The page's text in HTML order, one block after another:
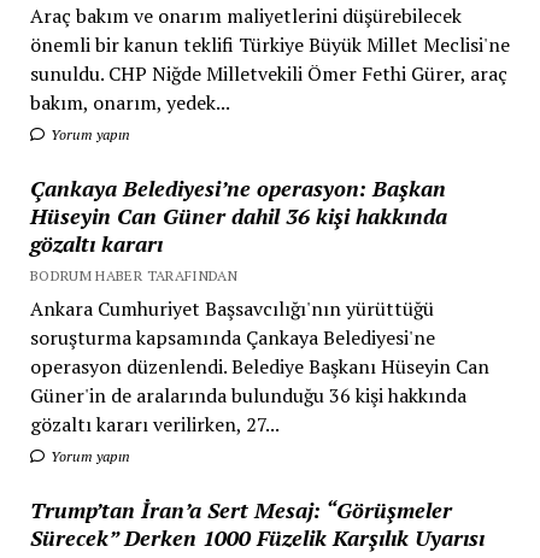
Araç bakım ve onarım maliyetlerini düşürebilecek
önemli bir kanun teklifi Türkiye Büyük Millet Meclisi'ne
sunuldu. CHP Niğde Milletvekili Ömer Fethi Gürer, araç
bakım, onarım, yedek...
Yorum yapın
Çankaya Belediyesi’ne operasyon: Başkan
Hüseyin Can Güner dahil 36 kişi hakkında
gözaltı kararı
BODRUM HABER TARAFINDAN
Ankara Cumhuriyet Başsavcılığı'nın yürüttüğü
soruşturma kapsamında Çankaya Belediyesi'ne
operasyon düzenlendi. Belediye Başkanı Hüseyin Can
Güner'in de aralarında bulunduğu 36 kişi hakkında
gözaltı kararı verilirken, 27...
Yorum yapın
Trump’tan İran’a Sert Mesaj: “Görüşmeler
Sürecek” Derken 1000 Füzelik Karşılık Uyarısı